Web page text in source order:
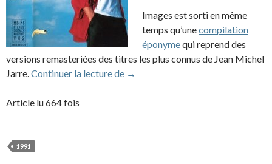
Images est sorti en même
temps qu’unecompilation
éponymequi reprend des
versions remasteriées des titres les plus connus de Jean Michel
Jarre.Continuer la lecture de VHS: Images, the best of Jean
→
Article lu 664 fois
1991